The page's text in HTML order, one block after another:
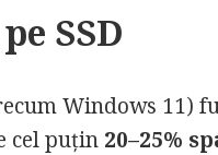
SSD
Windows 11)
cel puțin 20–25%